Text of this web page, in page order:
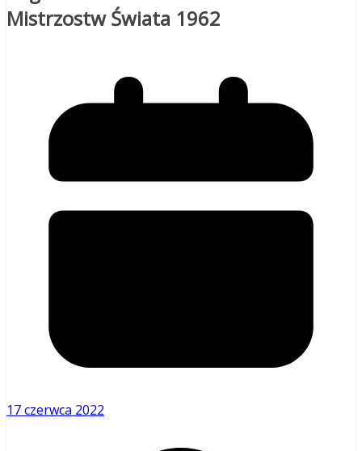
Mistrzostw Świata 1962
17 czerwca 2022